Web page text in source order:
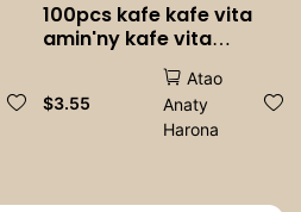
100pcs kafe kafe vita
amin'ny kafe vita
amin'ny kafe vita
amin'ny kafe vita
amin'ny kafe vita
amin'ny kafe mafana
$3.55
Atao
Anaty
Harona